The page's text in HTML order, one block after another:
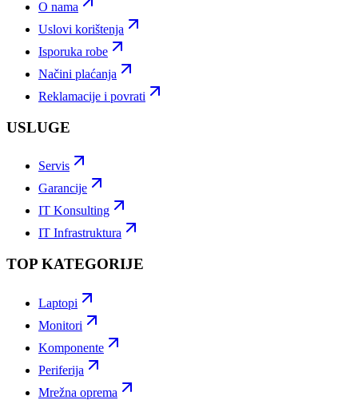
O nama
Uslovi korištenja
Isporuka robe
Načini plaćanja
Reklamacije i povrati
USLUGE
Servis
Garancije
IT Konsulting
IT Infrastruktura
TOP KATEGORIJE
Laptopi
Monitori
Komponente
Periferija
Mrežna oprema